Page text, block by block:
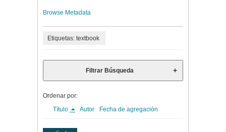
Browse Metadata
Etiquetas: textbook
Filtrar Búsqueda
Ordenar por:
Título
Autor Fecha de agregación